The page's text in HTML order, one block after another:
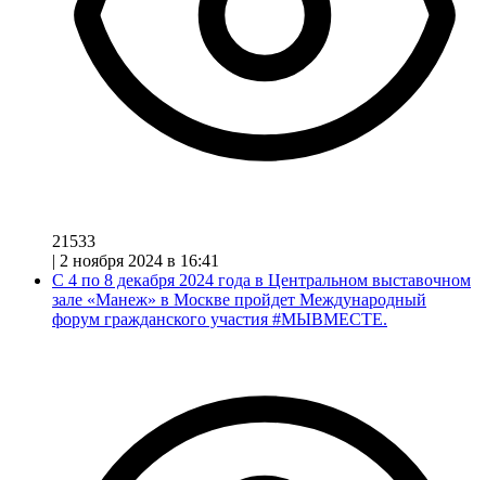
21533
| 2 ноября 2024 в 16:41
С 4 по 8 декабря 2024 года в Центральном выставочном
зале «Манеж» в Москве пройдет Международный
форум гражданского участия #МЫВМЕСТЕ.